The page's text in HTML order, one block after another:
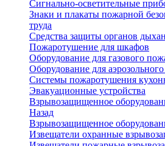
Сигнально-осветительные
Знаки и плакаты пожарной
труда
Средства защиты органов
Пожаротушение для шкафов
Оборудование для газового
Оборудование для
Системы пожаротушения
Эвакуационные устройства
Взрывозащищенное
Назад
Взрывозащищенное
Извещатели охранные